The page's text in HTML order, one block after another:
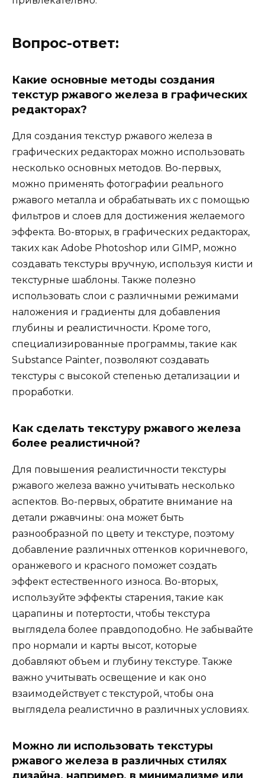
Вопрос-ответ:
Какие основные методы создания
текстур ржавого железа в графических
редакторах?
Для создания текстур ржавого железа в
графических редакторах можно использовать
несколько основных методов. Во-первых,
можно применять фотографии реального
ржавого металла и обрабатывать их с помощью
фильтров и слоев для достижения желаемого
эффекта. Во-вторых, в графических редакторах,
таких как Adobe Photoshop или GIMP, можно
создавать текстуры вручную, используя кисти и
текстурные шаблоны. Также полезно
использовать слои с различными режимами
наложения и градиенты для добавления
глубины и реалистичности. Кроме того,
специализированные программы, такие как
Substance Painter, позволяют создавать
текстуры с высокой степенью детализации и
проработки.
Как сделать текстуру ржавого железа
более реалистичной?
Для повышения реалистичности текстуры
ржавого железа важно учитывать несколько
аспектов. Во-первых, обратите внимание на
детали ржавчины: она может быть
разнообразной по цвету и текстуре, поэтому
добавление различных оттенков коричневого,
оранжевого и красного поможет создать
эффект естественного износа. Во-вторых,
используйте эффекты старения, такие как
царапины и потертости, чтобы текстура
выглядела более правдоподобно. Не забывайте
про нормали и карты высот, которые
добавляют объем и глубину текстуре. Также
важно учитывать освещение и как оно
взаимодействует с текстурой, чтобы она
выглядела реалистично в различных условиях.
Можно ли использовать текстуры
ржавого железа в различных стилях